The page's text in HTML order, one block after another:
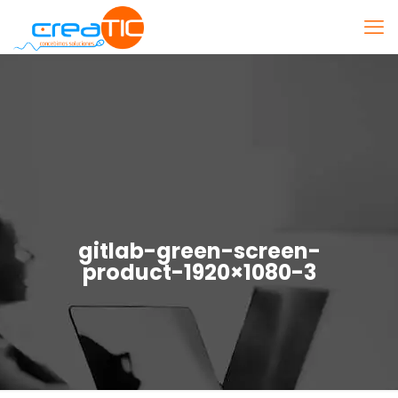
gitlab-green-screen-
product-1920×1080-3